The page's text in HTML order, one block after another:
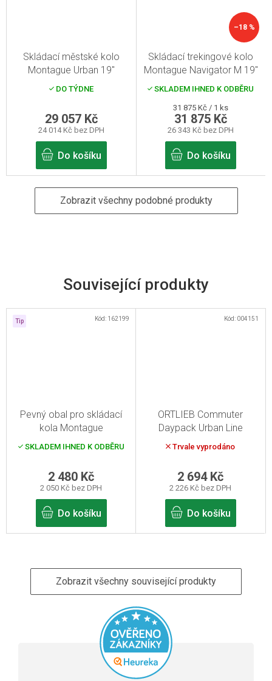
Související produkty
Tip
Pevný obal pro skládací
kola Montague
SKLADEM IHNED K ODBĚRU
2 050 Kč bez DPH
2 480 Kč
Do košíku
Kód: 162199
ORTLIEB Commuter
Daypack Urban Line
Trvale vyprodáno
2 226 Kč bez DPH
2 694 Kč
Do košíku
Kód: 004151
Zobrazit všechny související produkty
Skládací městské kolo
Montague Urban 19"
(48cm)+ multifunkční
DO TÝDNE
24 014 Kč bez DPH
29 057 Kč
Do košíku
–18 %
Skládací trekingové kolo
Montague Navigator M 19"
(48 cm) + multifunkční
SKLADEM IHNED K ODBĚRU
26 343 Kč bez DPH
31 875 Kč
Měrná
cena:
31 875 Kč / 1 ks
Do košíku
Zobrazit všechny podobné produkty